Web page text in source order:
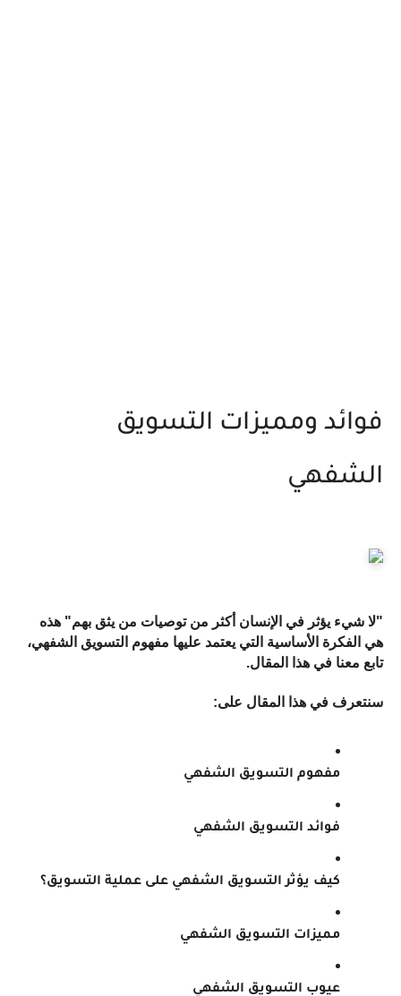
فوائد ومميزات التسويق
الشفهي
تابع معنا في هذا المقال.
سنتعرف في هذا المقال على:
مفهوم التسويق الشفهي
فوائد التسويق الشفهي
كيف يؤثر التسويق الشفهي على عملية التسويق؟
مميزات التسويق الشفهي
عيوب التسويق الشفهي